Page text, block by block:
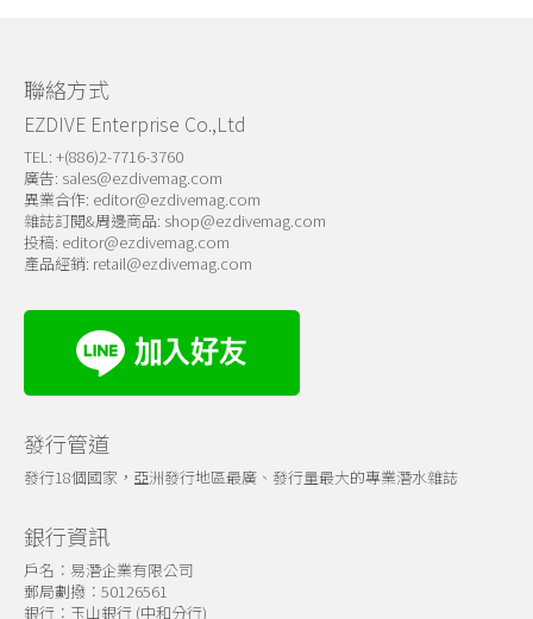
聯絡方式
EZDIVE Enterprise Co.,Ltd
TEL: +(886)2-7716-3760
廣告: sales@ezdivemag.com
異業合作: editor@ezdivemag.com
雜誌訂閱&周邊商品: shop@ezdivemag.com
投稿: editor@ezdivemag.com
產品經銷: retail@ezdivemag.com
發行管道
發行18個國家，亞洲發行地區最廣、發行量最大的專業潛水雜誌
銀行資訊
戶名：易潛企業有限公司
郵局劃撥：50126561
銀行：玉山銀行 (中和分行)